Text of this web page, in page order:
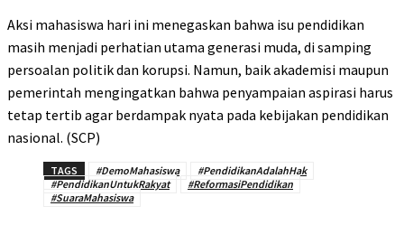
Aksi mahasiswa hari ini menegaskan bahwa isu pendidikan
masih menjadi perhatian utama generasi muda, di samping
persoalan politik dan korupsi. Namun, baik akademisi maupun
pemerintah mengingatkan bahwa penyampaian aspirasi harus
tetap tertib agar berdampak nyata pada kebijakan pendidikan
nasional. (SCP)
TAGS #DemoMahasiswa
#PendidikanAdalahHak
#PendidikanUntukRakyat
#ReformasiPendidikan
#SuaraMahasiswa